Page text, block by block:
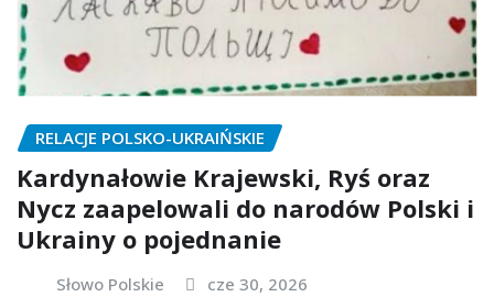
RELACJE POLSKO-UKRAIŃSKIE
Kardynałowie Krajewski, Ryś oraz
Nycz zaapelowali do narodów Polski i
Ukrainy o pojednanie
Słowo Polskie cze 30, 2026